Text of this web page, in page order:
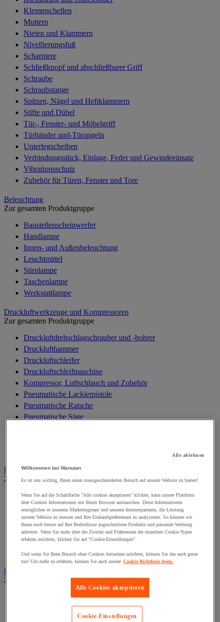
Klemmschellen
Muttern
Nieten und Klammern
Nivellierungsfuß
Scharniere
Schließknopf und abschließbarer Griff
Schraube
Schraubstange
Spitzen, Nägel und Heftklammern
Stifte und Dübel
Tür-, Fenster- und Möbelgriff
Türbänder und-Türangeln
Unterlegscheiben
Verbindungsstück, Einlage, Feder und Gewindeeinsatz
Vibrationsschutz
Zubehör für Türen, Fenster und Tore
Beleuchtung
Zur gesamten Produktgruppe
Baustellenscheinwerfer
Handlampe
Innen- und Außenbeleuchtung
Leuchtmittel
Stirnlampe
Taschenlampe
Werkstattlampe
Druckluftwerkzeuge und Kompressoren
Zur gesamten Produktgruppe
Druckluftdrehschlagschrauber und -bohrer
Drucklufthammer
Druckluftschleifer
Druckluftschleifmaschine
Kompressor, Luftschlauch und Zubehör
Pneumatische Lackierpistole
Pneumatische Ratsche
Pneumatische Säge
Elektronik
Zur gesamten Produktgruppe
Baterien, Ladegerät und Kabel
Kabel, Kabelanschluss- und Verlegung
Schaltschrank, Schaltkasten und Zubehör
Steckdose und Schalter
Verlängerungskabel, Mehrfachsteckdose und Aufroller
Zubehör für Schaltkästen
Elektrowerkzeug
Zur gesamten Produktgruppe
Elektrowerkzeug mit Kabel
Kabelloses Elektrowerkzeug
Alle ablehnen
Willkommen bei Manutan
Es ist uns wichtig, Ihnen einen massgeschneiderten Besuch auf unserer Website zu bieten!
Wenn Sie auf die Schaltfläche "Alle cookies akzeptieren" klicken, kann unsere Plattform
über Cookies Informationen mit Ihrem Browser austauschen. Diese Informationen
ermöglichen es unserem Marketingteam und unseren Internetpartnern, die Leistung
unserer Website zu messen und Ihre Einkaufspräferenzen zu analysieren. So können wir
Ihnen noch besser auf Ihre Bedürfnisse zugeschnittene Produkte und passende Werbung
anbieten. Wenn Sie mehr über die Zwecke und Präferenzen der einzelnen Cookie-Typen
erfahren möchten, klicken Sie auf "Cookie-Einstellungen".
Und wenn Sie Ihren Besuch ohne Cookies fortsetzen möchten, können Sie das auch gerne
tun! Um mehr zu erfahren, können Sie auch unsere Cookie-Richtlinie lesen.
Alle Cookies akzeptieren
Cookie-Einstellungen